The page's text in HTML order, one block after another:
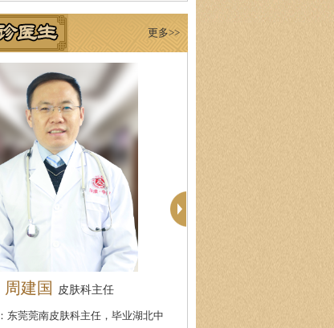
更多>>
柯仙花 皮肤科主任
：东莞莞南皮肤病医院皮肤科主任，